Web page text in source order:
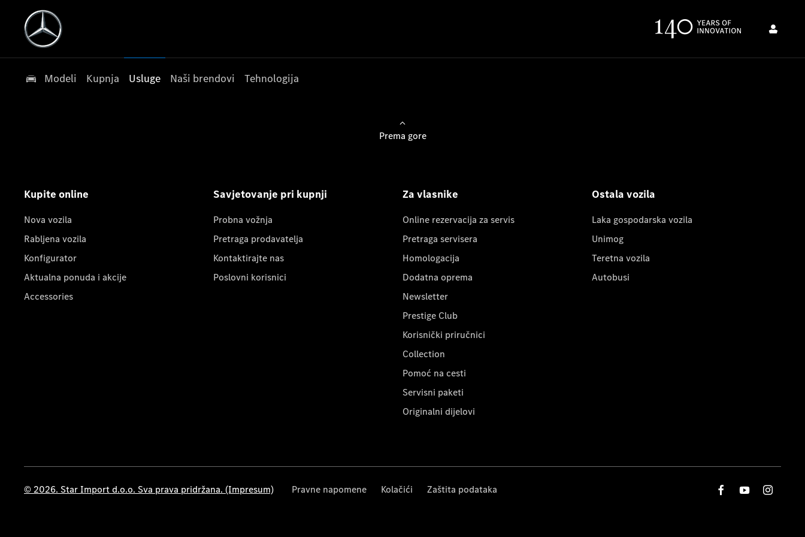
Modeli Kupnja Usluge Naši brendovi Tehnologija
Prema gore
Kupite online
Nova vozila
Rabljena vozila
Konfigurator
Aktualna ponuda i akcije
Accessories
Savjetovanje pri kupnji
Probna vožnja
Pretraga prodavatelja
Kontaktirajte nas
Poslovni korisnici
Za vlasnike
Online rezervacija za servis
Pretraga servisera
Homologacija
Dodatna oprema
Newsletter
Prestige Club
Korisnički priručnici
Collection
Pomoć na cesti
Servisni paketi
Originalni dijelovi
Ostala vozila
Laka gospodarska vozila
Unimog
Teretna vozila
Autobusi
© 2026. Star Import d.o.o. Sva prava pridržana. (Impresum) Pravne napomene Kolačići Zaštita podataka